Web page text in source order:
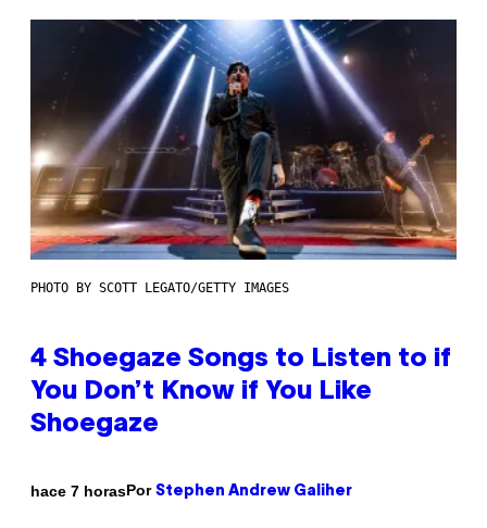
PHOTO BY SCOTT LEGATO/GETTY IMAGES
4 Shoegaze Songs to Listen to if
You Don’t Know if You Like
Shoegaze
hace 7 horasPor Stephen Andrew Galiher